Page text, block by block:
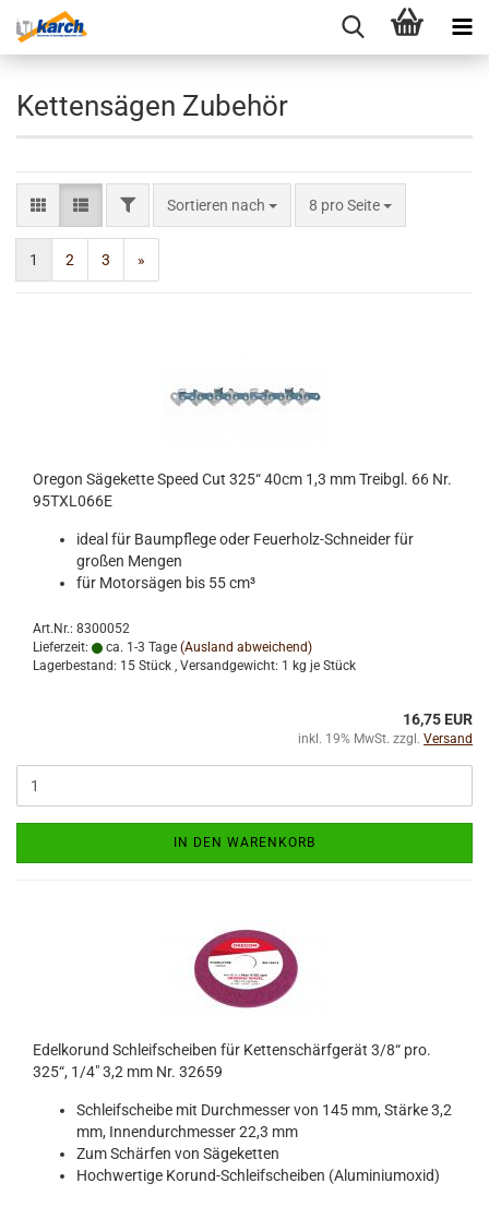
Kettensägen Zubehör
FILTERSortieren nach
Sortieren nach 8 pro Seite
pro Seite
1 2 3 »
Oregon Sägekette Speed Cut 325“ 40cm 1,3 mm Treibgl. 66 Nr.
95TXL066E
ideal für Baumpflege oder Feuerholz-Schneider für
großen Mengen
für Motorsägen bis 55 cm³
Art.Nr.: 8300052
Lieferzeit:
ca. 1-3 Tage (Ausland abweichend)
Lagerbestand: 15 Stück , Versandgewicht: 1 kg je Stück
16,75 EUR
inkl. 19% MwSt. zzgl. Versand
IN DEN WARENKORB
Edelkorund Schleifscheiben für Kettenschärfgerät 3/8“ pro.
325“, 1/4" 3,2 mm Nr. 32659
Schleifscheibe mit Durchmesser von 145 mm, Stärke 3,2
mm, Innendurchmesser 22,3 mm
Zum Schärfen von Sägeketten
Hochwertige Korund-Schleifscheiben (Aluminiumoxid)